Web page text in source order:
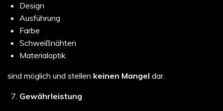
Design
Ausführung
Farbe
Schweißnähten
Materialoptik
sind möglich und stellen keinen Mangel dar.
Gewährleistung